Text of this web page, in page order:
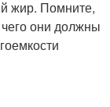
жир. Помните,
они должны